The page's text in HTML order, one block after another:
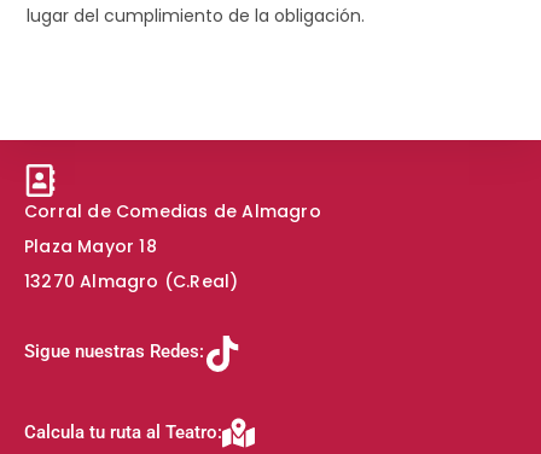
lugar del cumplimiento de la obligación.
Corral de Comedias de Almagro
Plaza Mayor 18
13270 Almagro (C.Real)
Sigue nuestras Redes:
Calcula tu ruta al Teatro: